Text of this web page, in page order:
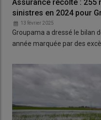
Assurance récolte : 255
sinistres en 2024 pour
13 février 2025
Groupama a dressé le bilan
année marquée par des